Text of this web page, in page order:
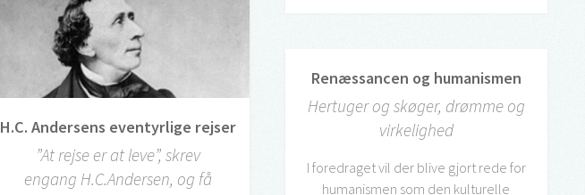
H.C. Andersens eventyrlige rejser
”At rejse er at leve”, skrev
engang H.C.Andersen, og få
Renæssancen og humanismen
Hertuger og skøger, drømme og
virkelighed
I foredraget vil der blive gjort rede for
humanismen som den kulturelle